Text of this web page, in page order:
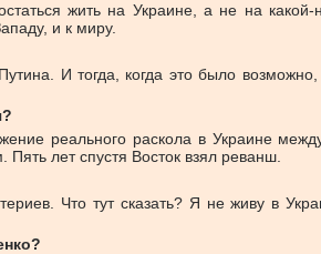
жить на Украине, а не на какой-
и к миру.
И тогда, когда это было возможно,
реального раскола в Украине
лет спустя Восток взял реванш.
Что тут сказать? Я не живу в